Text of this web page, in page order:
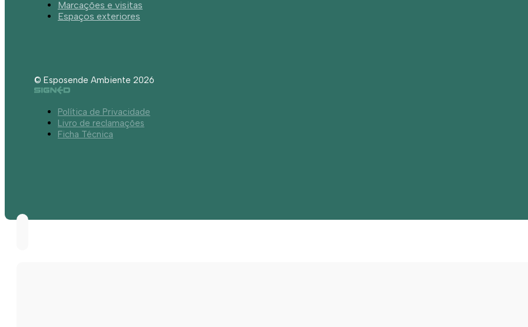
Marcações e visitas
Espaços exteriores
© Esposende Ambiente 2026
Política de Privacidade
Livro de reclamações
Ficha Técnica